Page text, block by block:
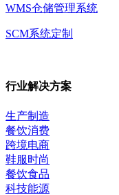
WMS仓储管理系统
SCM系统定制
行业解决方案
生产制造
餐饮消费
跨境电商
鞋服时尚
餐饮食品
科技能源